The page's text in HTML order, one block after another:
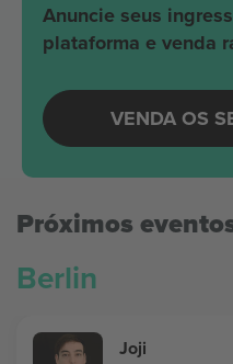
Anuncie seus
plataforma e venda
VENDA OS
Próximos
Berlin
Joji